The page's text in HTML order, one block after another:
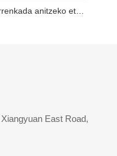
East Road,